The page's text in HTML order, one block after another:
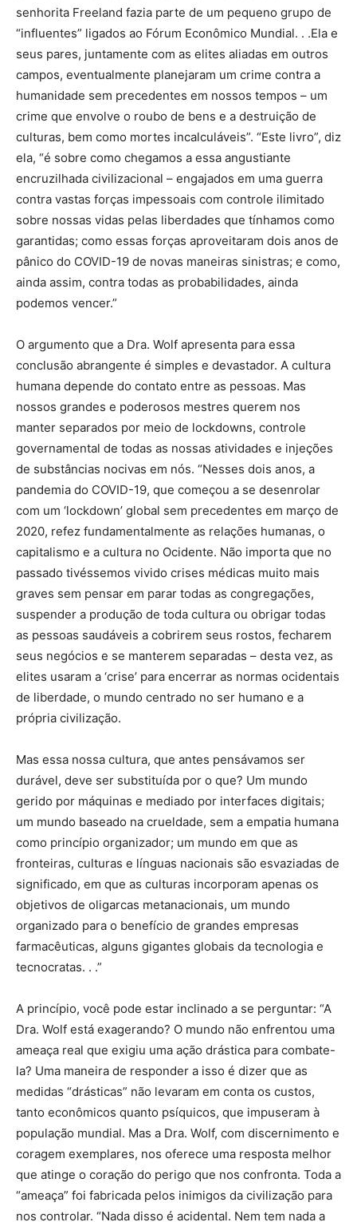
senhorita Freeland fazia parte de um pequeno grupo de
“influentes” ligados ao Fórum Econômico Mundial. . .Ela e
seus pares, juntamente com as elites aliadas em outros
campos, eventualmente planejaram um crime contra a
humanidade sem precedentes em nossos tempos – um
crime que envolve o roubo de bens e a destruição de
culturas, bem como mortes incalculáveis”. “Este livro”, diz
ela, “é sobre como chegamos a essa angustiante
encruzilhada civilizacional – engajados em uma guerra
contra vastas forças impessoais com controle ilimitado
sobre nossas vidas pelas liberdades que tínhamos como
garantidas; como essas forças aproveitaram dois anos de
pânico do COVID-19 de novas maneiras sinistras; e como,
ainda assim, contra todas as probabilidades, ainda
podemos vencer.”
O argumento que a Dra. Wolf apresenta para essa
conclusão abrangente é simples e devastador. A cultura
humana depende do contato entre as pessoas. Mas
nossos grandes e poderosos mestres querem nos
manter separados por meio de lockdowns, controle
governamental de todas as nossas atividades e injeções
de substâncias nocivas em nós. “Nesses dois anos, a
pandemia do COVID-19, que começou a se desenrolar
com um ‘lockdown’ global sem precedentes em março de
2020, refez fundamentalmente as relações humanas, o
capitalismo e a cultura no Ocidente. Não importa que no
passado tivéssemos vivido crises médicas muito mais
graves sem pensar em parar todas as congregações,
suspender a produção de toda cultura ou obrigar todas
as pessoas saudáveis ​​a cobrirem seus rostos, fecharem
seus negócios e se manterem separadas – desta vez, as
elites usaram a ‘crise’ para encerrar as normas ocidentais
de liberdade, o mundo centrado no ser humano e a
própria civilização.
Mas essa nossa cultura, que antes pensávamos ser
durável, deve ser substituída por o que? Um mundo
gerido por máquinas e mediado por interfaces digitais;
um mundo baseado na crueldade, sem a empatia humana
como princípio organizador; um mundo em que as
fronteiras, culturas e línguas nacionais são esvaziadas de
significado, em que as culturas incorporam apenas os
objetivos de oligarcas metanacionais, um mundo
organizado para o benefício de grandes empresas
farmacêuticas, alguns gigantes globais da tecnologia e
tecnocratas. . .”
A princípio, você pode estar inclinado a se perguntar: “A
Dra. Wolf está exagerando? O mundo não enfrentou uma
ameaça real que exigiu uma ação drástica para combate-
la? Uma maneira de responder a isso é dizer que as
medidas “drásticas” não levaram em conta os custos,
tanto econômicos quanto psíquicos, que impuseram à
população mundial. Mas a Dra. Wolf, com discernimento e
coragem exemplares, nos oferece uma resposta melhor
que atinge o coração do perigo que nos confronta. Toda a
“ameaça” foi fabricada pelos inimigos da civilização para
nos controlar. “Nada disso é acidental. Nem tem nada a